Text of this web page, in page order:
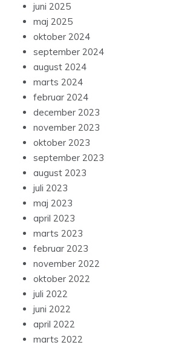
juni 2025
maj 2025
oktober 2024
september 2024
august 2024
marts 2024
februar 2024
december 2023
november 2023
oktober 2023
september 2023
august 2023
juli 2023
maj 2023
april 2023
marts 2023
februar 2023
november 2022
oktober 2022
juli 2022
juni 2022
april 2022
marts 2022